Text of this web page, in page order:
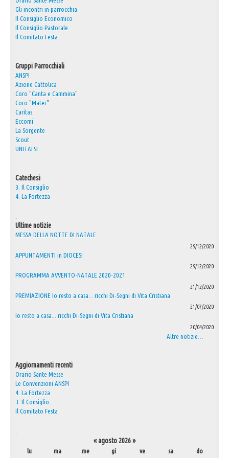
30° Anniversario Ordinazione Sacerdotale Don Nino
Festa Sant'Agostino
Video
L'Oratorio in Festa 2015
Capodanno 31/12/2015
Fatti riconoscere
Gli incontri in parrocchia
Il Consiglio Economico
Il Consiglio Pastorale
Il Comitato Festa
Gruppi Parrocchiali
ANSPI
Azione Cattolica
Coro "Canta e Cammina"
Coro "Mater"
Caritas
Eccomi
La Sorgente
Scout
UNITALSI
Catechesi
3. Il Consiglio
4. La Fortezza
Ultime notizie
MESSA DELLA NOTTE DI NATALE
29/12/2020
APPUNTAMENTI in DIOCESI
29/12/2020
PROGRAMMA AVVENTO-NATALE 2020-2021
21/12/2020
PREMIAZIONE Io resto a casa... ricchi Di-Segni di Vita Cristiana
21/07/2020
Io resto a casa... ricchi Di-Segni di Vita Cristiana
20/04/2020
Altre notizie…
Aggiornamenti recenti
Orario Sante Messe
Le Convenzioni ANSPI
4. La Fortezza
3. Il Consiglio
Il Comitato Festa
«agosto 2026»
lu ma me gi ve sa do